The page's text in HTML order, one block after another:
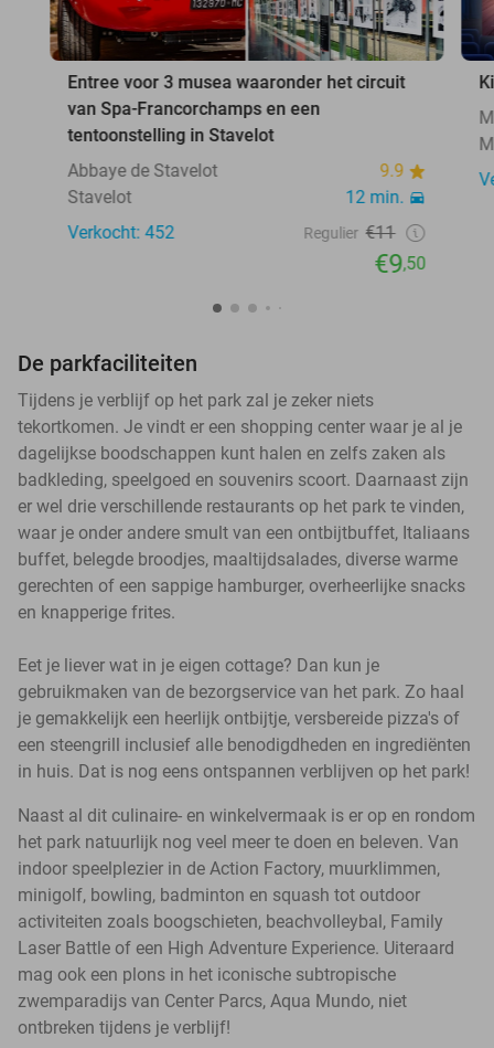
Entree voor 3 musea waaronder het circuit
van Spa-Francorchamps en een
tentoonstelling in Stavelot
Abbaye de Stavelot
9.9
Stavelot
12 min.
Verkocht: 452
Regulier €11
€9,50
De parkfaciliteiten
Tijdens je verblijf op het park zal je zeker niets
tekortkomen. Je vindt er een shopping center waar je al je
dagelijkse boodschappen kunt halen en zelfs zaken als
badkleding, speelgoed en souvenirs scoort. Daarnaast zijn
er wel drie verschillende restaurants op het park te vinden,
waar je onder andere smult van een ontbijtbuffet, Italiaans
buffet, belegde broodjes, maaltijdsalades, diverse warme
gerechten of een sappige hamburger, overheerlijke snacks
en knapperige frites.
Eet je liever wat in je eigen cottage? Dan kun je
gebruikmaken van de bezorgservice van het park. Zo haal
je gemakkelijk een heerlijk ontbijtje, versbereide pizza's of
een steengrill inclusief alle benodigdheden en ingrediënten
in huis. Dat is nog eens ontspannen verblijven op het park!
Naast al dit culinaire- en winkelvermaak is er op en rondom
het park natuurlijk nog veel meer te doen en beleven. Van
indoor speelplezier in de Action Factory, muurklimmen,
minigolf, bowling, badminton en squash tot outdoor
activiteiten zoals boogschieten, beachvolleybal, Family
Laser Battle of een High Adventure Experience. Uiteraard
mag ook een plons in het iconische subtropische
zwemparadijs van Center Parcs, Aqua Mundo, niet
ontbreken tijdens je verblijf!